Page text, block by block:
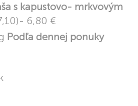
s kapustovo- mrkvovým
6,80 €
Podľa dennej ponuky